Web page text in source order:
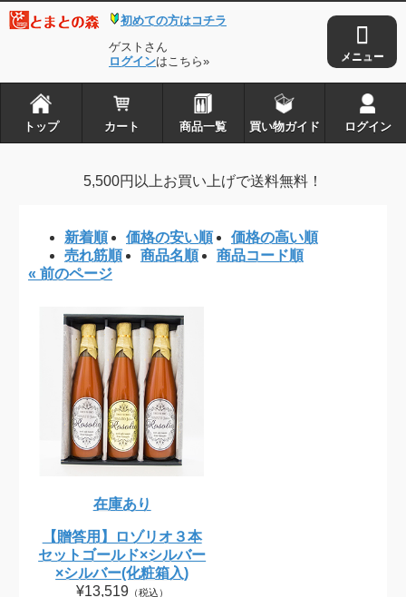
初めての方はコチラ
ゲストさん
ログインはこちら»
トップ カート 商品一覧 買い物ガイド ログイン
5,500円以上お買い上げで送料無料！
新着順 価格の安い順
価格の高い順
売れ筋順
商品名順
商品コード順
« 前のページ
在庫あり
【贈答用】ロゾリオ３本
セットゴールド×シルバー
×シルバー(化粧箱入)
¥13,519（税込）
トップ
ログイン
とまとの森は株式会社アイ・タックルの
登録商標です
Copyright © 2010-2026とまとの森. all rights reserved.